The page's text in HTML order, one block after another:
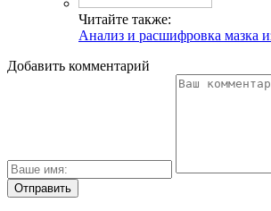
Читайте также:
Анализ и расшифровка мазка
Добавить комментарий